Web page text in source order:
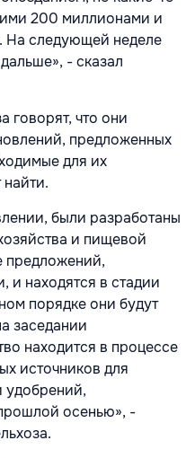
200 миллионами и
На следующей неделе
- сказал
говорят, что они
предложенных
для их
были разработаны
и пищевой
предложений,
и находятся в стадии
порядке они будут
заседании
находится в процессе
источников для
удобрений,
осенью», -